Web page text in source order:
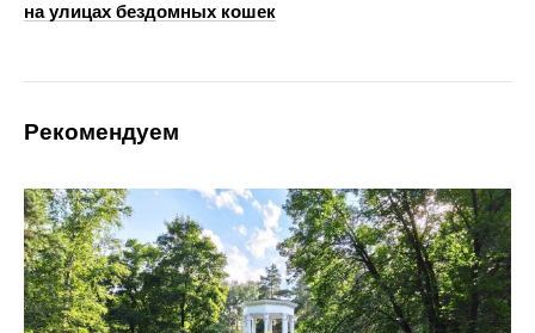
на улицах бездомных кошек
Рекомендуем